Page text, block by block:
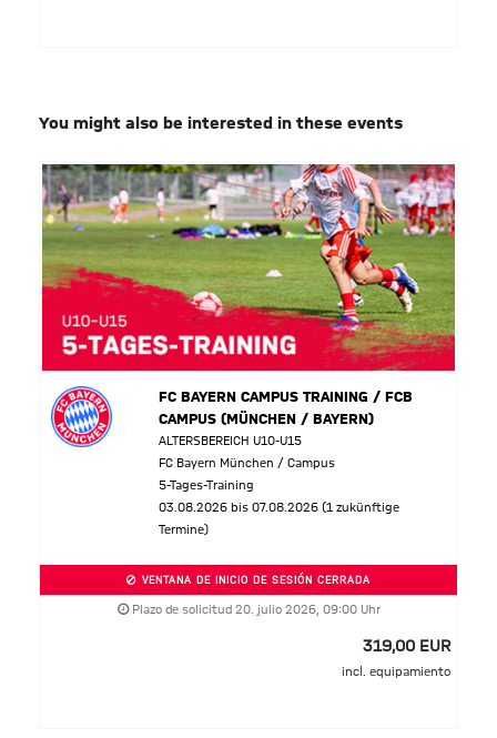
You might also be interested in these events
FC BAYERN CAMPUS TRAINING / FCB
CAMPUS (MÜNCHEN / BAYERN)
ALTERSBEREICH U10-U15
FC Bayern München / Campus
5-Tages-Training
03.08.2026 bis 07.08.2026 (1 zukünftige
Termine)
VENTANA DE INICIO DE SESIÓN CERRADA
Plazo de solicitud 20. julio 2026, 09:00 Uhr
319,00 EUR
incl. equipamiento